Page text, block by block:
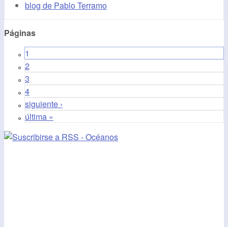
blog de Pablo Terramo
Páginas
1
2
3
4
siguiente ›
última »